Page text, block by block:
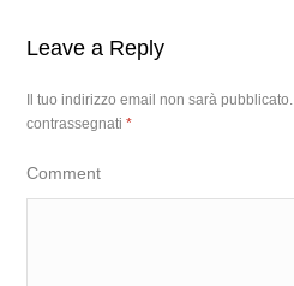
Leave a Reply
Il tuo indirizzo email non sarà pubblicato.
contrassegnati*
Comment